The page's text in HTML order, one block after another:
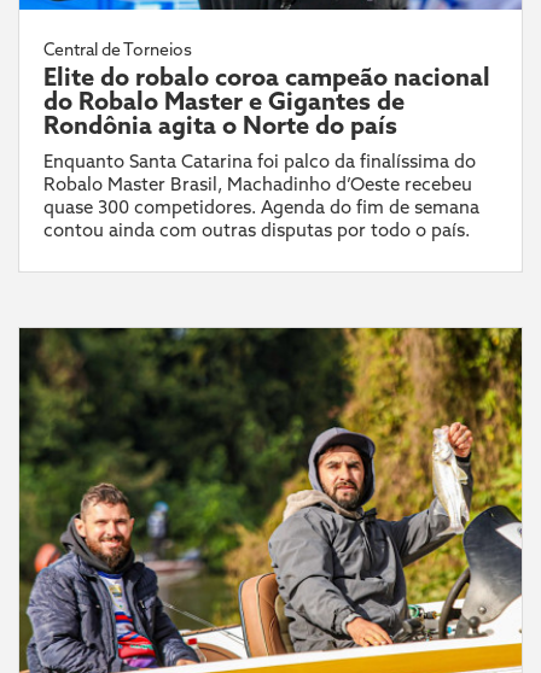
Central de Torneios
Elite do robalo coroa campeão nacional
do Robalo Master e Gigantes de
Rondônia agita o Norte do país
Enquanto Santa Catarina foi palco da finalíssima do
Robalo Master Brasil, Machadinho d’Oeste recebeu
quase 300 competidores. Agenda do fim de semana
contou ainda com outras disputas por todo o país.